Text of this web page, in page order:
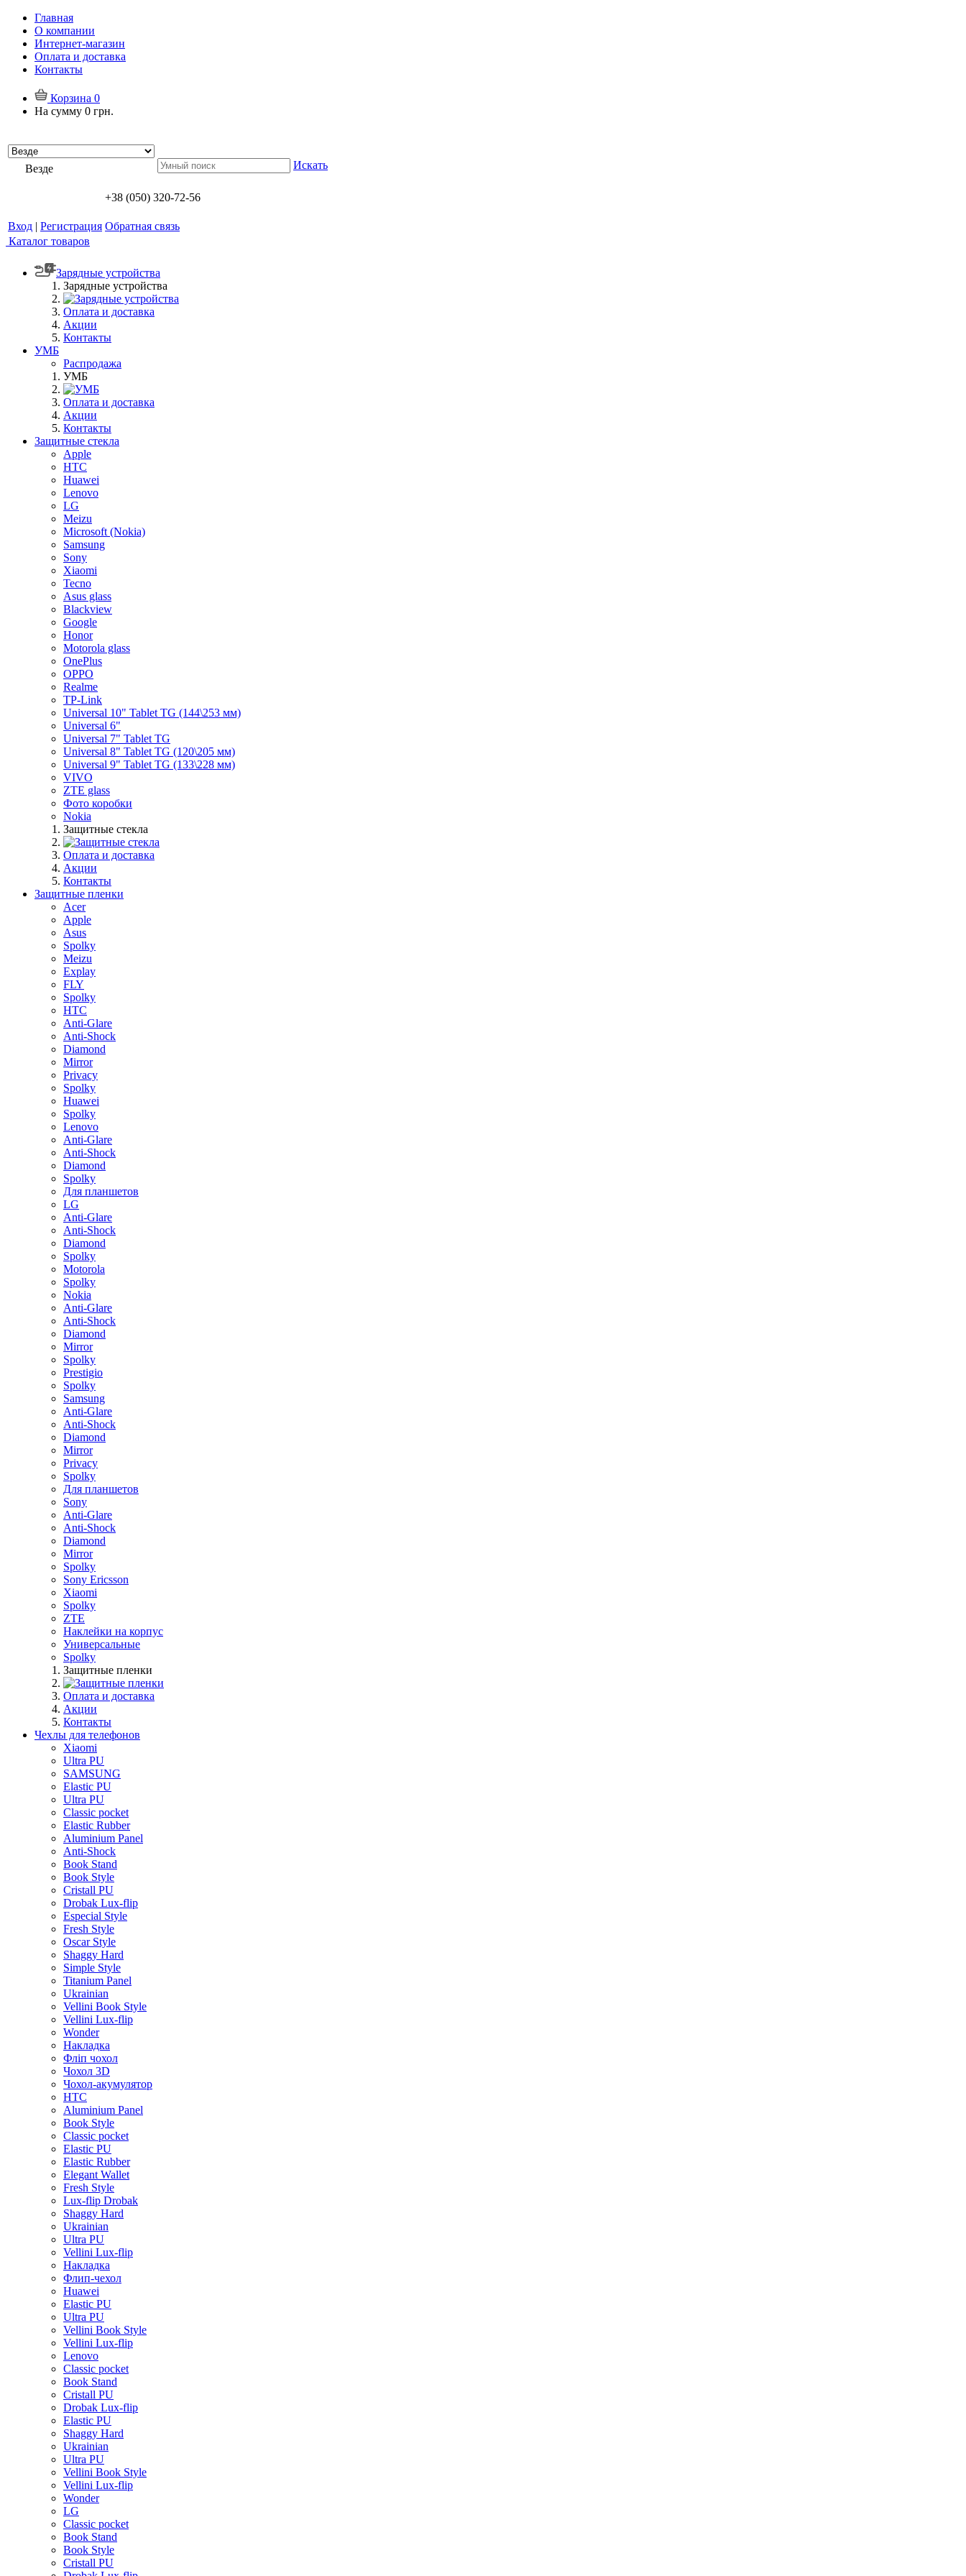
Главная
О компании
Интернет-магазин
Оплата и доставка
Контакты
Корзина 0
На сумму 0 грн.
Везде Искать
+38 (050) 320-72-56
Вход | Регистрация Обратная связь
Каталог товаров
Зарядные устройства
Зарядные устройства
Оплата и доставка
Акции
Контакты
УМБ
Распродажа
УМБ
Оплата и доставка
Акции
Контакты
Защитные стекла
Apple
HTC
Huawei
Lenovo
LG
Meizu
Microsoft (Nokia)
Samsung
Sony
Xiaomi
Tecno
Asus glass
Blackview
Google
Honor
Motorola glass
OnePlus
OPPO
Realme
TP-Link
Universal 10" Tablet TG (144\253 мм)
Universal 6"
Universal 7" Tablet TG
Universal 8" Tablet TG (120\205 мм)
Universal 9" Tablet TG (133\228 мм)
VIVO
ZTE glass
Фото коробки
Nokia
Защитные стекла
Оплата и доставка
Акции
Контакты
Защитные пленки
Acer
Apple
Asus
Spolky
Meizu
Explay
FLY
Spolky
HTC
Anti-Glare
Anti-Shock
Diamond
Mirror
Privacy
Spolky
Huawei
Spolky
Lenovo
Anti-Glare
Anti-Shock
Diamond
Spolky
Для планшетов
LG
Anti-Glare
Anti-Shock
Diamond
Spolky
Motorola
Spolky
Nokia
Anti-Glare
Anti-Shock
Diamond
Mirror
Spolky
Prestigio
Spolky
Samsung
Anti-Glare
Anti-Shock
Diamond
Mirror
Privacy
Spolky
Для планшетов
Sony
Anti-Glare
Anti-Shock
Diamond
Mirror
Spolky
Sony Ericsson
Xiaomi
Spolky
ZTE
Наклейки на корпус
Универсальные
Spolky
Защитные пленки
Оплата и доставка
Акции
Контакты
Чехлы для телефонов
Xiaomi
Ultra PU
SAMSUNG
Elastic PU
Ultra PU
Classic pocket
Elastic Rubber
Aluminium Panel
Anti-Shock
Book Stand
Book Style
Cristall PU
Drobak Lux-flip
Especial Style
Fresh Style
Oscar Style
Shaggy Hard
Simple Style
Titanium Panel
Ukrainian
Vellini Book Style
Vellini Lux-flip
Wonder
Накладка
Фліп чохол
Чохол 3D
Чохол-акумулятор
HTC
Aluminium Panel
Book Style
Classic pocket
Elastic PU
Elastic Rubber
Elegant Wallet
Fresh Style
Lux-flip Drobak
Shaggy Hard
Ukrainian
Ultra PU
Vellini Lux-flip
Накладка
Флип-чехол
Huawei
Elastic PU
Ultra PU
Vellini Book Style
Vellini Lux-flip
Lenovo
Classic pocket
Book Stand
Cristall PU
Drobak Lux-flip
Elastic PU
Shaggy Hard
Ukrainian
Ultra PU
Vellini Book Style
Vellini Lux-flip
Wonder
LG
Classic pocket
Book Stand
Book Style
Cristall PU